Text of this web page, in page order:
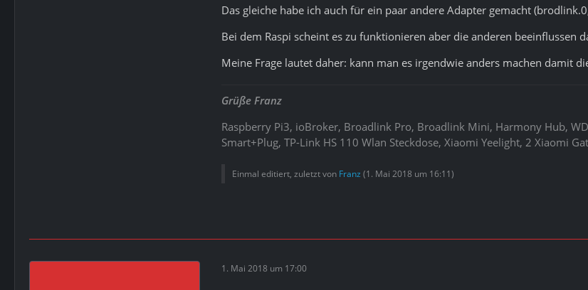
Das gleiche habe ich auch für ein paar andere Adapter gemacht
Bei dem Raspi scheint es zu funktionieren aber die anderen beeinflussen
Meine Frage lautet daher: kann man es irgendwie anders machen damit
Grüße Franz
Raspberry Pi3, ioBroker, Broadlink Pro, Broadlink Mini, Harmony Hub,
Smart+Plug, TP-Link HS 110 Wlan Steckdose, Xiaomi Yeelight, 2 Xiaomi
Einmal editiert, zuletzt von Franz (1. Mai 2018 um 16:11)
1. Mai 2018 um 17:00